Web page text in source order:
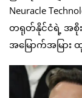
Neuracle
တရုတ်နိုင်ငံရဲ့ အစိုး
အမြောက်အမြား